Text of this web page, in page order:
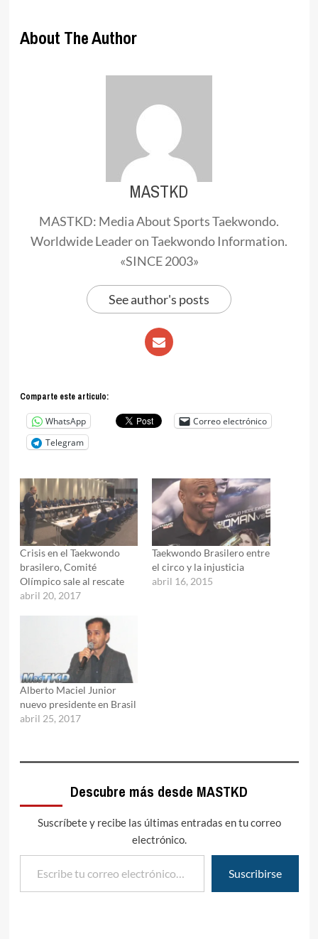
About The Author
MASTKD
MASTKD: Media About Sports Taekwondo.
Worldwide Leader on Taekwondo Information.
«SINCE 2003»
See author's posts
Comparte este articulo:
WhatsApp
Correo electrónico
Telegram
Crisis en el Taekwondo
brasilero, Comité
Olímpico sale al rescate
abril 20, 2017
Taekwondo Brasilero entre
el circo y la injusticia
abril 16, 2015
Alberto Maciel Junior
nuevo presidente en Brasil
abril 25, 2017
Descubre más desde MASTKD
Suscríbete y recibe las últimas entradas en tu correo
electrónico.
Escribe tu correo electrónico…
Suscribirse